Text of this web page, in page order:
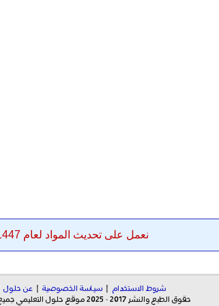
نعمل على تحديث المواد لعام 1447 هـ
شروط الاستخدام | سياسة الخصوصية | عن حلول
حقوق الطبع والنشر 2017 - 2025 موقع حلول التعليمي جميع الحقوق محفوظة